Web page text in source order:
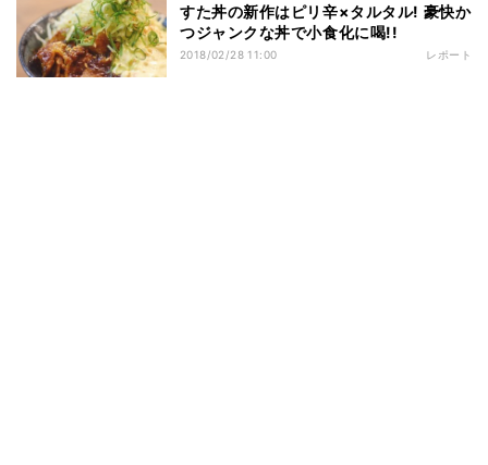
すた丼の新作はピリ辛×タルタル! 豪快か
つジャンクな丼で小食化に喝!!
2018/02/28 11:00 レポート